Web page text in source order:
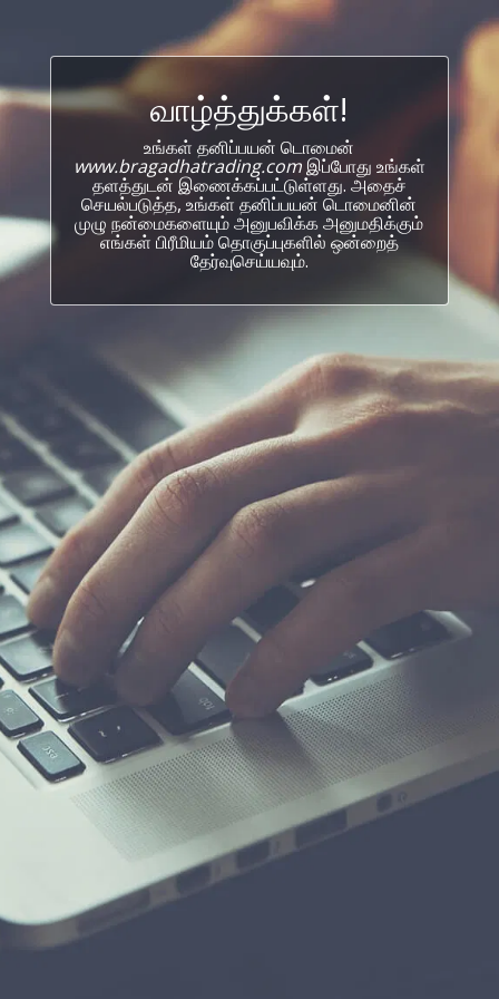
வாழ்த்துக்கள்!
உங்கள் தனிப்பயன் டொமைன்
www.bragadhatrading.comஇப்போது உங்கள்
தளத்துடன் இணைக்கப்பட்டுள்ளது. அதைச்
செயல்படுத்த, உங்கள் தனிப்பயன் டொமைனின்
முழு நன்மைகளையும் அனுபவிக்க அனுமதிக்கும்
எங்கள் பிரீமியம் தொகுப்புகளில் ஒன்றைத்
தேர்வுசெய்யவும்.